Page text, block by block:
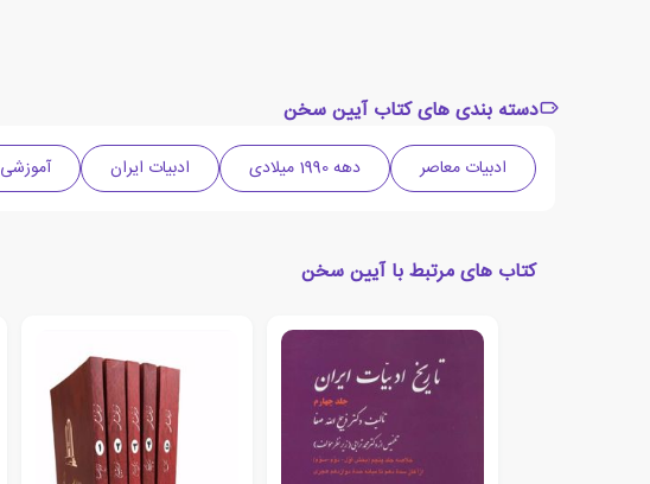
دسته بندی های کتاب آیین سخن
ادبیات معاصر دهه 1990 میلادی ادبیات ایران آموزشی
کتاب های مرتبط با آیین سخن